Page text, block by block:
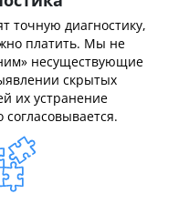
точную диагностику,
платить. Мы не
несуществующие
скрытых
их устранение